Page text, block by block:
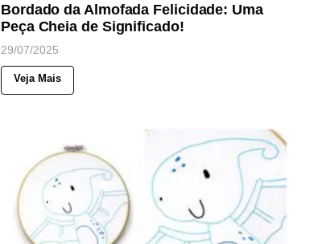
Bordado da Almofada Felicidade: Uma
Peça Cheia de Significado!
29/07/2025
Veja Mais